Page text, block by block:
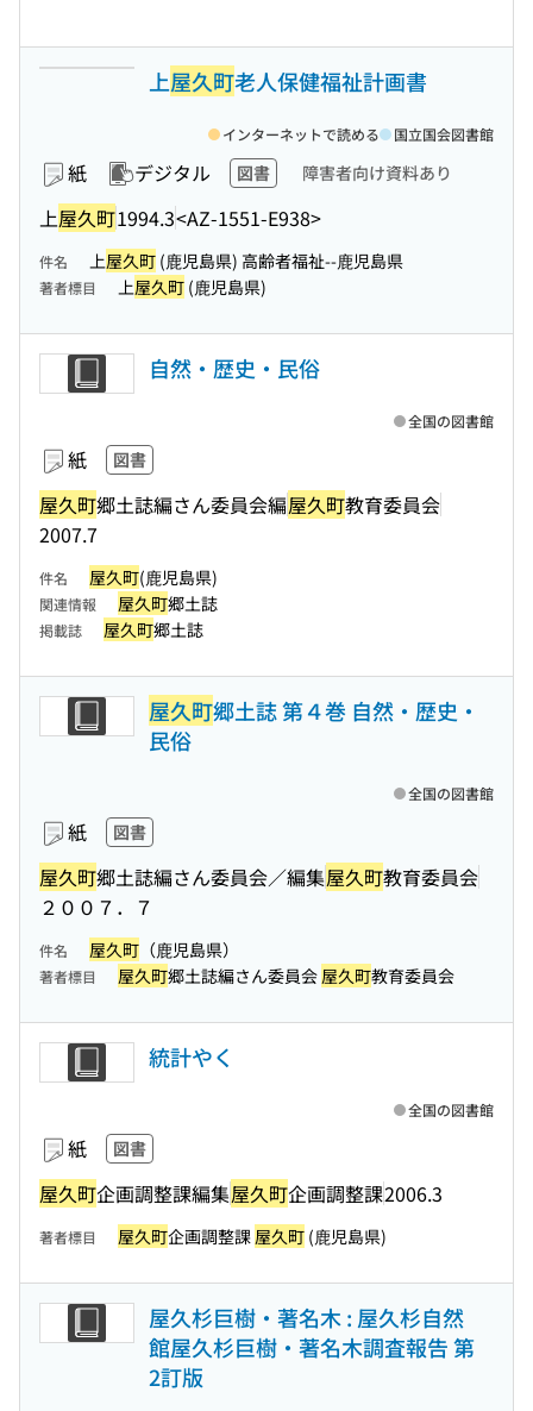
上屋久町老人保健福祉計画書
紙 デジタル 図書 障害者向け資料あり
上屋久町1994.3<AZ-1551-E938>
インターネットで読める 国立国会図書館
件名 上屋久町 (鹿児島県) 高齢者福祉--鹿児島県
著者標目 上屋久町 (鹿児島県)
自然・歴史・民俗
紙 図書
屋久町郷土誌編さん委員会編屋久町教育委員会
2007.7
全国の図書館
件名 屋久町(鹿児島県)
関連情報 屋久町郷土誌
掲載誌 屋久町郷土誌
屋久町郷土誌 第４巻 自然・歴史・
民俗
紙 図書
屋久町郷土誌編さん委員会／編集屋久町教育委員会
２００７．７
全国の図書館
件名 屋久町 （鹿児島県）
著者標目 屋久町郷土誌編さん委員会 屋久町教育委員会
統計やく
紙 図書
屋久町企画調整課編集屋久町企画調整課2006.3
全国の図書館
著者標目 屋久町企画調整課 屋久町 (鹿児島県)
屋久杉巨樹・著名木 : 屋久杉自然
館屋久杉巨樹・著名木調査報告 第
2訂版